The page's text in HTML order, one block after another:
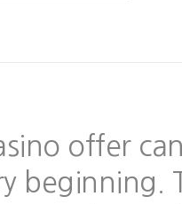
offer
beginning.